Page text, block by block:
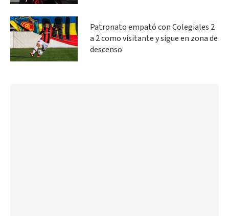
Patronato empató con Colegiales 2
a 2 como visitante y sigue en zona de
descenso